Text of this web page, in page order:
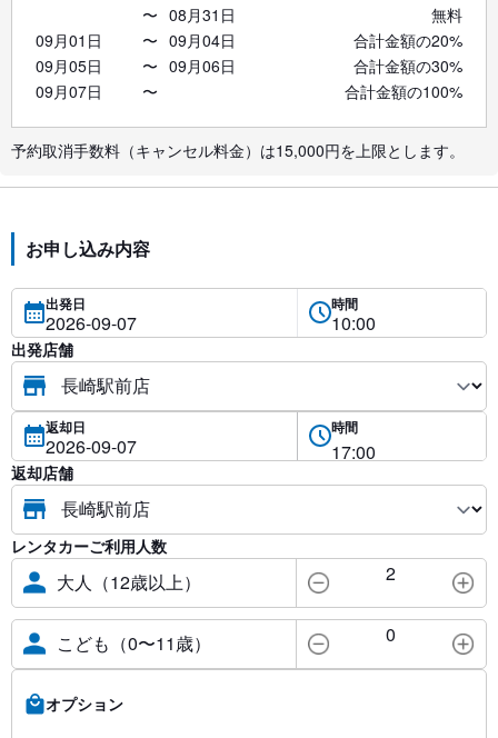
〜 08月31日
無料
09月01日
〜 09月04日
合計金額の20%
09月05日
〜 09月06日
合計金額の30%
09月07日
〜 合計金額の100%
予約取消手数料（キャンセル料金）は15,000円を上限とします。
お申し込み内容
出発日 時間
出発店舗
返却日 時間
返却店舗
レンタカーご利用人数
大人（12歳以上） 2
こども（0〜11歳） 0
オプション